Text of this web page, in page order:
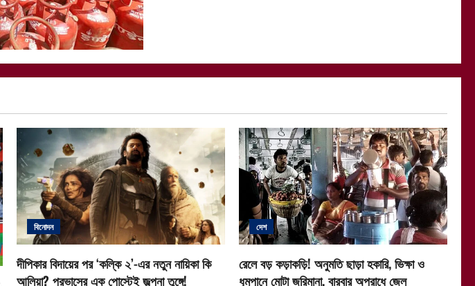
বিনোদন
দীপিকার বিদায়ের পর ‘কল্কি ২’-এর নতুন নায়িকা কি
আলিয়া? প্রভাসের এক পোস্টেই জল্পনা তুঙ্গে!
দেশ
রেলে বড় কড়াকড়ি! অনুমতি ছাড়া হকারি, ভিক্ষা ও
ধূমপানে মোটা জরিমানা, বারবার অপরাধে জেল